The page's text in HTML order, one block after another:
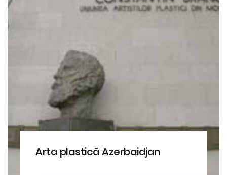
Arta plastică Azerbaidjan